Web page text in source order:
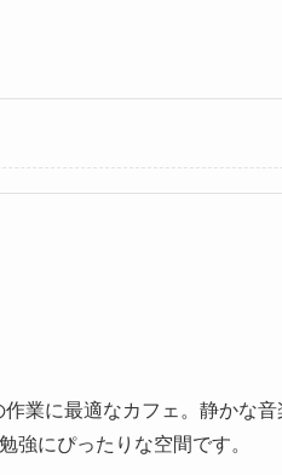
業に最適なカフェ。静かな
強にぴったりな空間です。